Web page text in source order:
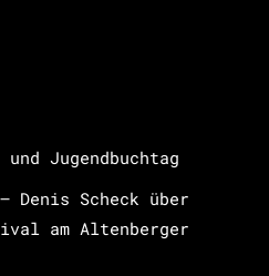
Jugendbuchtag
Denis Scheck über
am Altenberger